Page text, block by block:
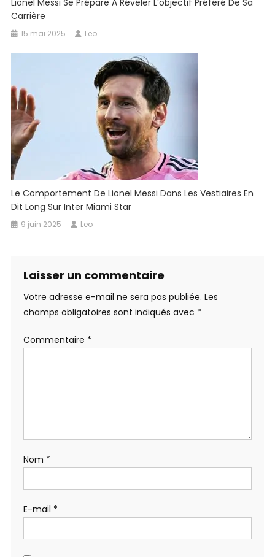
Carrière
15 mai 2025 Leo
Le Comportement De Lionel Messi Dans Les Vestiaires En
Dit Long Sur Inter Miami Star
9 juin 2025 Leo
Laisser un commentaire
Votre adresse e-mail ne sera pas publiée. Les
champs obligatoires sont indiqués avec *
Commentaire *
Nom *
E-mail *